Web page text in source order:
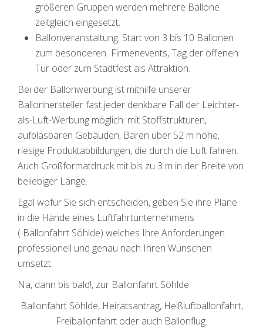
größeren Gruppen werden mehrere Ballone
zeitgleich eingesetzt.
Ballonveranstaltung. Start von 3 bis 10 Ballonen
zum besonderen Firmenevents, Tag der offenen
Tür oder zum Stadtfest als Attraktion.
Bei der Ballonwerbung ist mithilfe unserer
Ballonhersteller fast jeder denkbare Fall der Leichter-
als-Luft-Werbung möglich: mit Stoffstrukturen,
aufblasbaren Gebäuden, Bären über 52 m höhe,
riesige Produktabbildungen, die durch die Luft fahren.
Auch Großformatdruck mit bis zu 3 m in der Breite von
beliebiger Länge.
Egal wofür Sie sich entscheiden, geben Sie ihre Pläne
in die Hände eines Luftfahrtunternehmens
( Ballonfahrt Söhlde) welches Ihre Anforderungen
professionell und genau nach Ihren Wünschen
umsetzt.
Na, dann bis bald!, zur Ballonfahrt Söhlde
Ballonfahrt Söhlde, Heiratsantrag, Heißluftballonfahrt,
Freiballonfahrt oder auch Ballonflug.